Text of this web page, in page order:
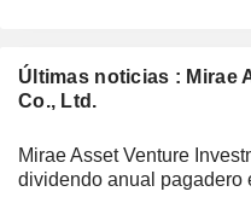
Últimas noticias : Mirae
Co., Ltd.
Mirae Asset Venture
dividendo anual pagadero